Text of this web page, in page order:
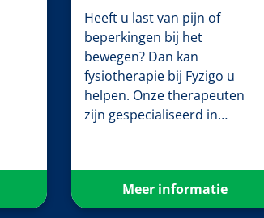
Heeft u last van pijn of
beperkingen bij het
bewegen? Dan kan
fysiotherapie bij Fyzigo u
helpen. Onze therapeuten
zijn gespecialiseerd in…
Meer informatie